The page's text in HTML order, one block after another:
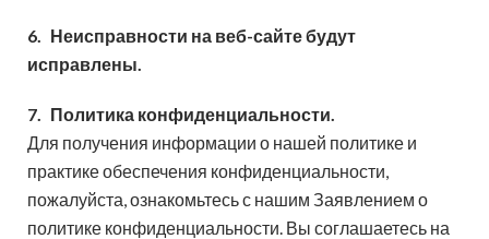
6. Неисправности на веб-сайте будут
исправлены.
7. Политика конфиденциальности.
Для получения информации о нашей политике и
практике обеспечения конфиденциальности,
пожалуйста, ознакомьтесь с нашим Заявлением о
политике конфиденциальности. Вы соглашаетесь на